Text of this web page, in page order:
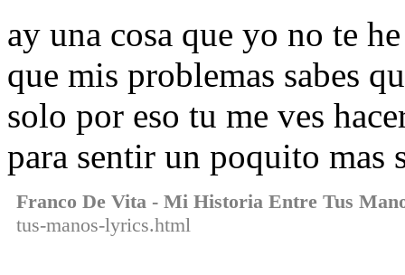
ay una cosa que yo no te
que mis problemas sabes
solo por eso tu me ves
para sentir un poquito mas
Franco De Vita - Mi Historia Entre Tus
tus-manos-lyrics.html